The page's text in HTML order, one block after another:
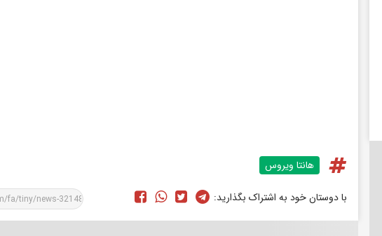
هانتا ویروس
با دوستان خود به اشتراک بگذارید: